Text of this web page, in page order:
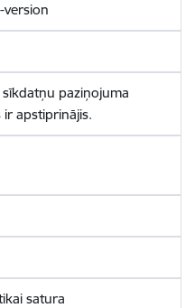
version
paziņojuma
ir apstiprinājis.
satura